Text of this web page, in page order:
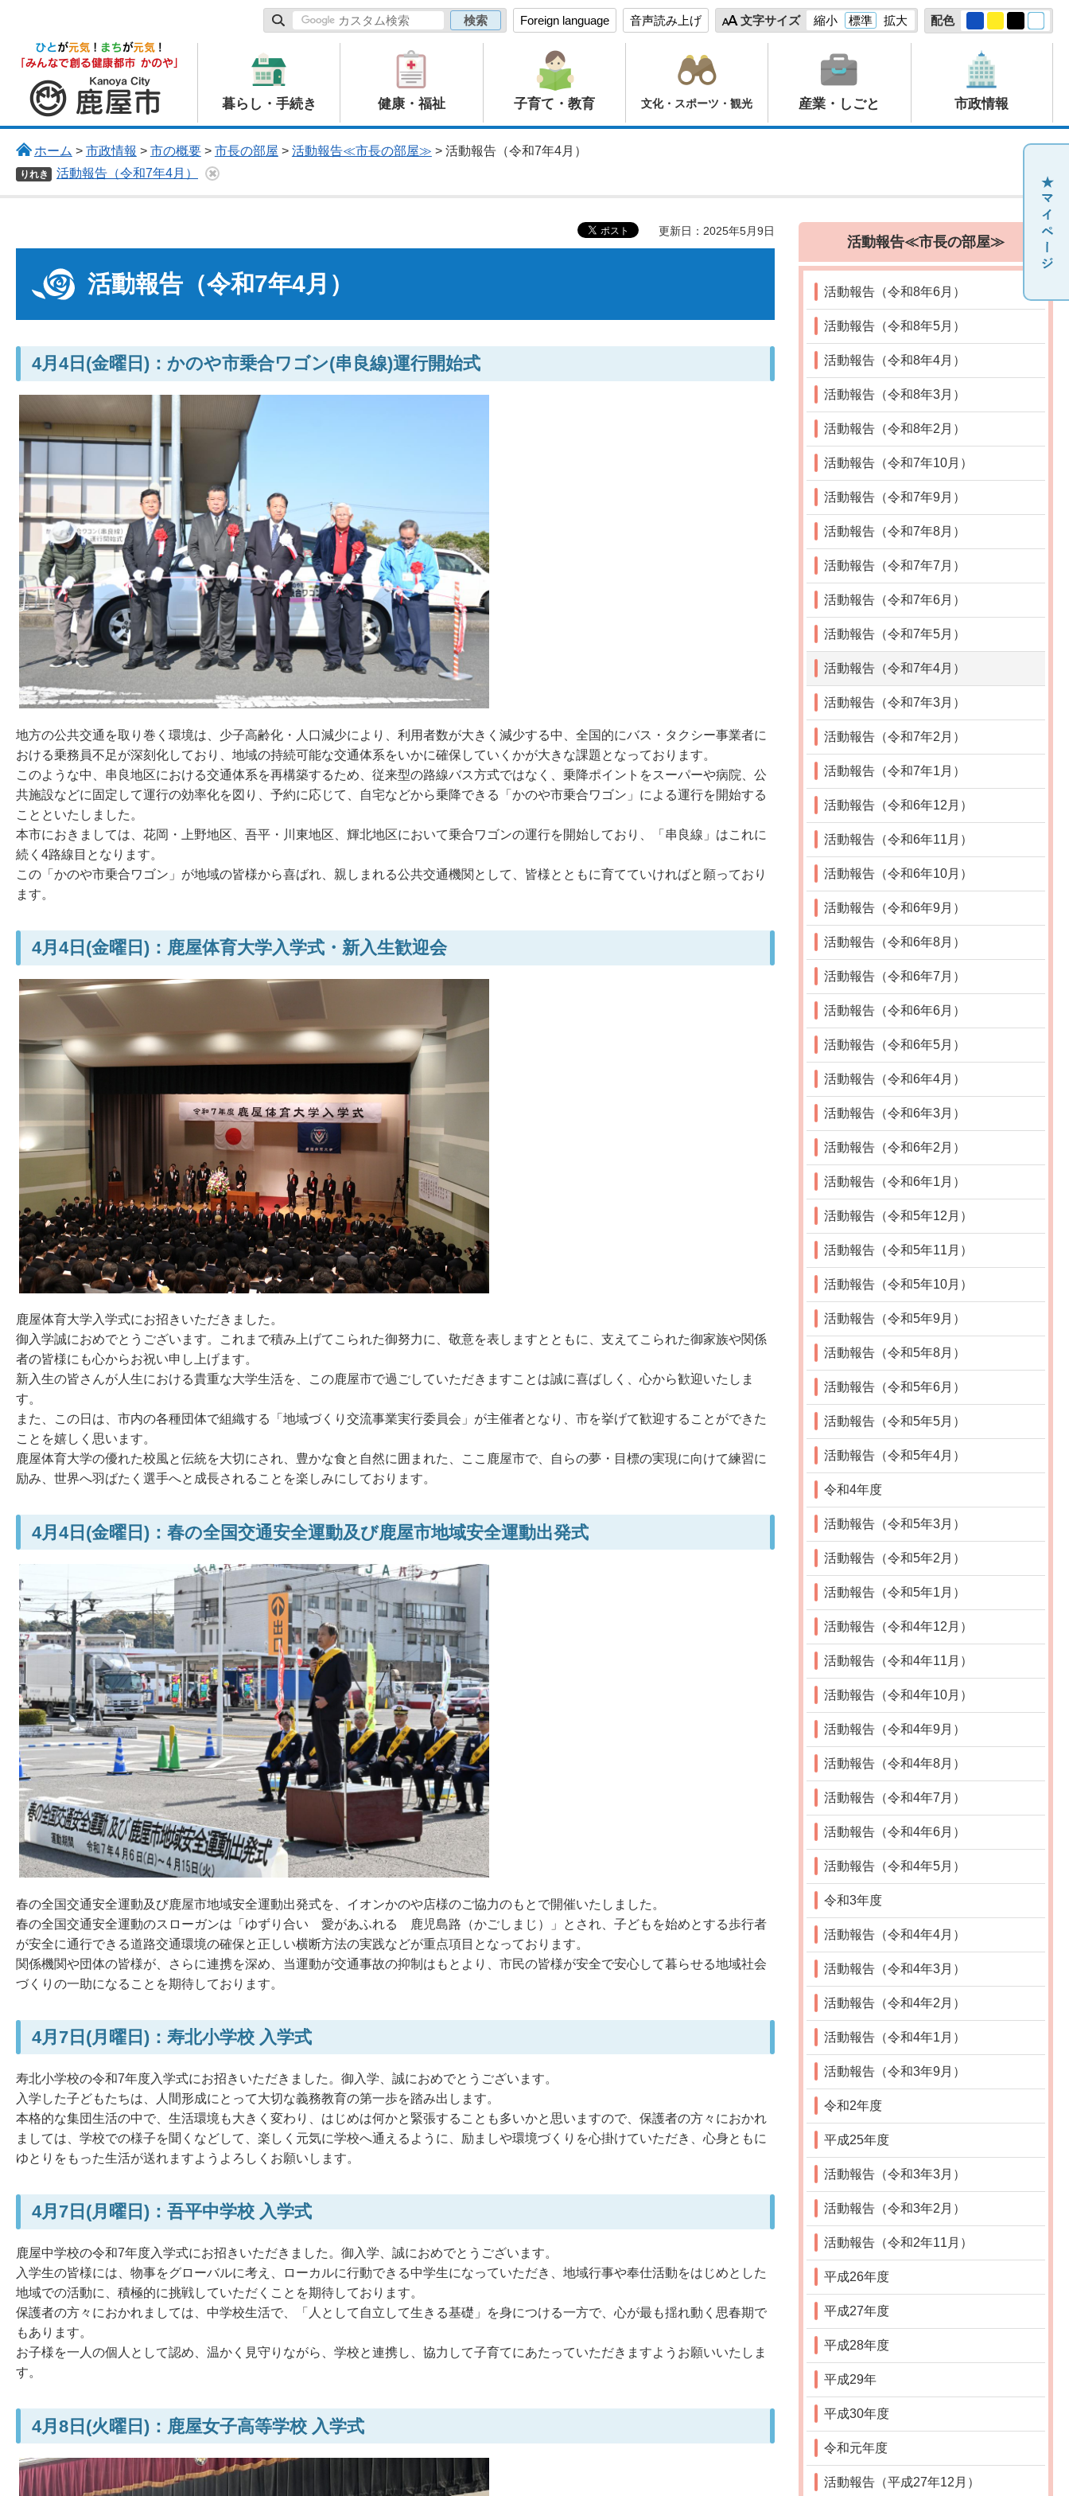
Foreign language 音声読み上げ 文字サイズ 縮小 標準 拡大 配色
鹿屋市
暮らし・手続き 健康・福祉 子育て・教育 文化・スポーツ・観光 産業・しごと 市政情報
ホーム > 市政情報 > 市の概要> 市長の部屋 > 活動報告≪市長の部屋≫ > 活動報告（令和7年4月）
りれき 活動報告（令和7年4月）
更新日：2025年5月9日
活動報告（令和7年4月）
4月4日(金曜日)：かのや市乗合ワゴン(串良線)運行開始式
地方の公共交通を取り巻く環境は、少子高齢化・人口減少により、利用者数が大きく減少する中、全国的にバス・タクシー事業者に
おける乗務員不足が深刻化しており、地域の持続可能な交通体系をいかに確保していくかが大きな課題となっております。
このような中、串良地区における交通体系を再構築するため、従来型の路線バス方式ではなく、乗降ポイントをスーパーや病院、公
共施設などに固定して運行の効率化を図り、予約に応じて、自宅などから乗降できる「かのや市乗合ワゴン」による運行を開始する
ことといたしました。
本市におきましては、花岡・上野地区、吾平・川東地区、輝北地区において乗合ワゴンの運行を開始しており、「串良線」はこれに
続く4路線目となります。
この「かのや市乗合ワゴン」が地域の皆様から喜ばれ、親しまれる公共交通機関として、皆様とともに育てていければと願っており
ます。
4月4日(金曜日)：鹿屋体育大学入学式・新入生歓迎会
鹿屋体育大学入学式にお招きいただきました。
御入学誠におめでとうございます。これまで積み上げてこられた御努力に、敬意を表しますとともに、支えてこられた御家族や関係
者の皆様にも心からお祝い申し上げます。
新入生の皆さんが人生における貴重な大学生活を、この鹿屋市で過ごしていただきますことは誠に喜ばしく、心から歓迎いたしま
す。
また、この日は、市内の各種団体で組織する「地域づくり交流事業実行委員会」が主催者となり、市を挙げて歓迎することができた
ことを嬉しく思います。
鹿屋体育大学の優れた校風と伝統を大切にされ、豊かな食と自然に囲まれた、ここ鹿屋市で、自らの夢・目標の実現に向けて練習に
励み、世界へ羽ばたく選手へと成長されることを楽しみにしております。
4月4日(金曜日)：春の全国交通安全運動及び鹿屋市地域安全運動出発式
春の全国交通安全運動及び鹿屋市地域安全運動出発式を、イオンかのや店様のご協力のもとで開催いたしました。
春の全国交通安全運動のスローガンは「ゆずり合い 愛があふれる 鹿児島路（かごしまじ）」とされ、子どもを始めとする歩行者
が安全に通行できる道路交通環境の確保と正しい横断方法の実践などが重点項目となっております。
関係機関や団体の皆様が、さらに連携を深め、当運動が交通事故の抑制はもとより、市民の皆様が安全で安心して暮らせる地域社会
づくりの一助になることを期待しております。
4月7日(月曜日)：寿北小学校 入学式
寿北小学校の令和7年度入学式にお招きいただきました。御入学、誠におめでとうございます。
入学した子どもたちは、人間形成にとって大切な義務教育の第一歩を踏み出します。
本格的な集団生活の中で、生活環境も大きく変わり、はじめは何かと緊張することも多いかと思いますので、保護者の方々におかれ
ましては、学校での様子を聞くなどして、楽しく元気に学校へ通えるように、励ましや環境づくりを心掛けていただき、心身ともに
ゆとりをもった生活が送れますようよろしくお願いします。
4月7日(月曜日)：吾平中学校 入学式
鹿屋中学校の令和7年度入学式にお招きいただきました。御入学、誠におめでとうございます。
入学生の皆様には、物事をグローバルに考え、ローカルに行動できる中学生になっていただき、地域行事や奉仕活動をはじめとした
地域での活動に、積極的に挑戦していただくことを期待しております。
保護者の方々におかれましては、中学校生活で、「人として自立して生きる基礎」を身につける一方で、心が最も揺れ動く思春期で
もあります。
お子様を一人の個人として認め、温かく見守りながら、学校と連携し、協力して子育てにあたっていただきますようお願いいたしま
す。
4月8日(火曜日)：鹿屋女子高等学校 入学式
活動報告≪市長の部屋≫
活動報告（令和8年6月）
活動報告（令和8年5月）
活動報告（令和8年4月）
活動報告（令和8年3月）
活動報告（令和8年2月）
活動報告（令和7年10月）
活動報告（令和7年9月）
活動報告（令和7年8月）
活動報告（令和7年7月）
活動報告（令和7年6月）
活動報告（令和7年5月）
活動報告（令和7年4月）
活動報告（令和7年3月）
活動報告（令和7年2月）
活動報告（令和7年1月）
活動報告（令和6年12月）
活動報告（令和6年11月）
活動報告（令和6年10月）
活動報告（令和6年9月）
活動報告（令和6年8月）
活動報告（令和6年7月）
活動報告（令和6年6月）
活動報告（令和6年5月）
活動報告（令和6年4月）
活動報告（令和6年3月）
活動報告（令和6年2月）
活動報告（令和6年1月）
活動報告（令和5年12月）
活動報告（令和5年11月）
活動報告（令和5年10月）
活動報告（令和5年9月）
活動報告（令和5年8月）
活動報告（令和5年6月）
活動報告（令和5年5月）
活動報告（令和5年4月）
令和4年度
活動報告（令和5年3月）
活動報告（令和5年2月）
活動報告（令和5年1月）
活動報告（令和4年12月）
活動報告（令和4年11月）
活動報告（令和4年10月）
活動報告（令和4年9月）
活動報告（令和4年8月）
活動報告（令和4年7月）
活動報告（令和4年6月）
活動報告（令和4年5月）
令和3年度
活動報告（令和4年4月）
活動報告（令和4年3月）
活動報告（令和4年2月）
活動報告（令和4年1月）
活動報告（令和3年9月）
令和2年度
平成25年度
活動報告（令和3年3月）
活動報告（令和3年2月）
活動報告（令和2年11月）
平成26年度
平成27年度
平成28年度
平成29年
平成30年度
令和元年度
活動報告（平成27年12月）